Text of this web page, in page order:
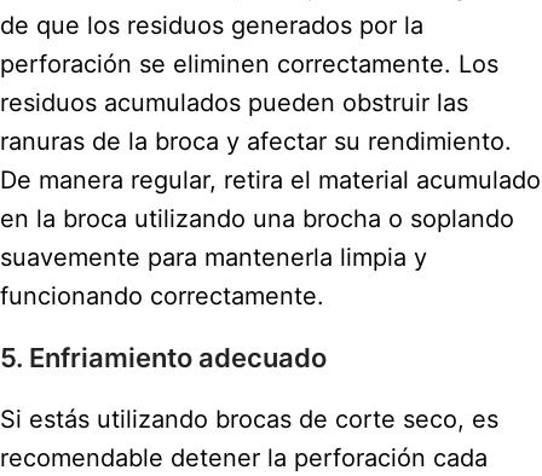
de que los residuos generados por la
perforación se eliminen correctamente. Los
residuos acumulados pueden obstruir las
ranuras de la broca y afectar su rendimiento.
De manera regular, retira el material acumulado
en la broca utilizando una brocha o soplando
suavemente para mantenerla limpia y
funcionando correctamente.
5. Enfriamiento adecuado
Si estás utilizando brocas de corte seco, es
recomendable detener la perforación cada